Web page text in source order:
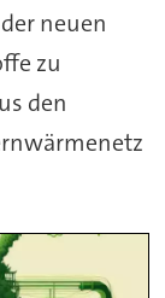
neuen
zu
den